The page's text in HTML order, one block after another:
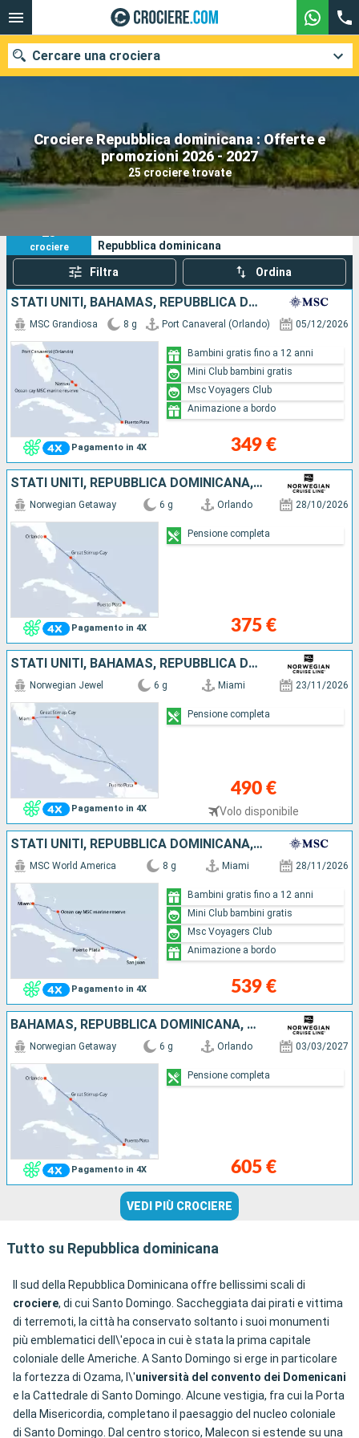
Crociere Repubblica dominicana : Offerte e
promozioni 2026 - 2027
25 crociere trovate
Cercare una crociera
Le nostre destinazioni
Mesi di partenza
Ricerca
25
crociere
Repubblica dominicana
Filtra Ordina
STATI UNITI, BAHAMAS, REPUBBLICA DOMINICANA
Pagamento in 4X
MSC Grandiosa 8 g Port Canaveral (Orlando) 05/12/2026
349 €
Bambini gratis fino a 12 anni
Mini Club bambini gratis
Msc Voyagers Club
Animazione a bordo
STATI UNITI, REPUBBLICA DOMINICANA, BAHAMAS
Pagamento in 4X
Norwegian Getaway 6 g Orlando 28/10/2026
375 €
Pensione completa
STATI UNITI, BAHAMAS, REPUBBLICA DOMINICANA
Pagamento in 4X
Norwegian Jewel 6 g Miami 23/11/2026
490 €
Volo disponibile
Pensione completa
STATI UNITI, REPUBBLICA DOMINICANA, PORTORICO, BAHAMAS
Pagamento in 4X
MSC World America 8 g Miami 28/11/2026
539 €
Bambini gratis fino a 12 anni
Mini Club bambini gratis
Msc Voyagers Club
Animazione a bordo
BAHAMAS, REPUBBLICA DOMINICANA, STATI UNITI
Pagamento in 4X
Norwegian Getaway 6 g Orlando 03/03/2027
605 €
Pensione completa
VEDI PIÙ CROCIERE
Tutto su Repubblica dominicana
Il sud della Repubblica Dominicana offre bellissimi scali di
crociere, di cui Santo Domingo. Saccheggiata dai pirati e vittima
di terremoti, la città ha conservato soltanto i suoi monumenti
più emblematici dell\'epoca in cui è stata la prima capitale
coloniale delle Americhe. A Santo Domingo si erge in particolare
la fortezza di Ozama, l\'università del convento dei Domenicani
e la Cattedrale di Santo Domingo. Alcune vestigia, fra cui la Porta
della Misericordia, completano il paesaggio del nucleo coloniale
di Santo Domingo. Dal centro storico, Malecon si estende su una